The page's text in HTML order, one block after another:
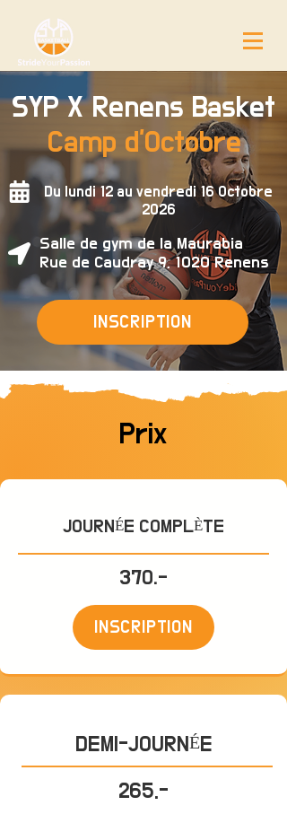
SYP X Renens Basket
Camp d'Octobre
Du lundi 12 au vendredi 16 Octobre
2026
Salle de gym de la Maurabia
Rue de Caudray 9, 1020 Renens
INSCRIPTION
Prix
JOURNÉE COMPLÈTE
370.-
INSCRIPTION
DEMI-JOURNÉE
265.-